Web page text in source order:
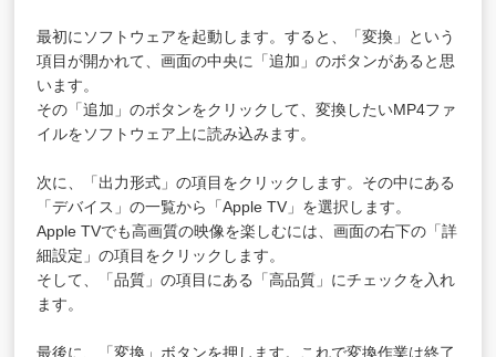
最初にソフトウェアを起動します。すると、「変換」という
項目が開かれて、画面の中央に「追加」のボタンがあると思
います。
その「追加」のボタンをクリックして、変換したいMP4ファ
イルをソフトウェア上に読み込みます。
次に、「出力形式」の項目をクリックします。その中にある
「デバイス」の一覧から「Apple TV」を選択します。
Apple TVでも高画質の映像を楽しむには、画面の右下の「詳
細設定」の項目をクリックします。
そして、「品質」の項目にある「高品質」にチェックを入れ
ます。
最後に、「変換」ボタンを押します。これで変換作業は終了